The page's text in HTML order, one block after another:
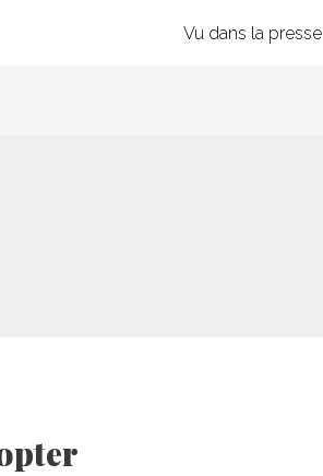
Vu dans la presse